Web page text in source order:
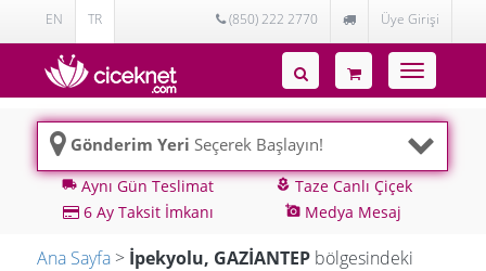
EN TR (850) 222 2770 Üye Girişi
Toggle
navigation
Gönderim Yeri Seçerek Başlayın!
local_shippingAynı Gün Teslimat local_floristTaze Canlı Çiçek
6 Ay Taksit İmkanı
add_a_photo Medya Mesaj
Ana Sayfa > İpekyolu, GAZİANTEP bölgesindeki